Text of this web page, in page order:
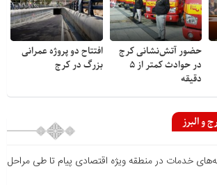
حضور آتش‌نشانی کرج
در حوادث کمتر از ۵
دقیقه
افتتاح دو پروژه عمرانی
بزرگ در کرج
و البرز
خدمات در منطقه ویژه اقتصادی پیام تا طی مراحل